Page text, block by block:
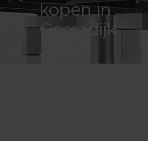
kopen in
Gorredijk